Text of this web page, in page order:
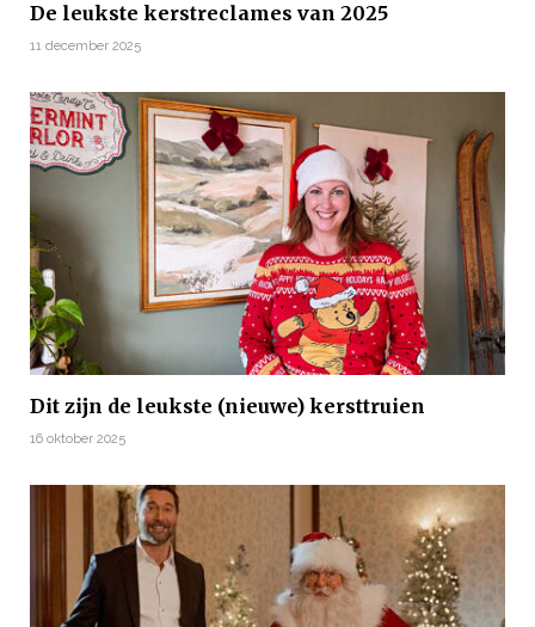
De leukste kerstreclames van 2025
11 december 2025
Dit zijn de leukste (nieuwe) kersttruien
16 oktober 2025